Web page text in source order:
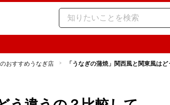
おすすめうなぎ店 「うなぎの蒲焼」関西風と関東風は